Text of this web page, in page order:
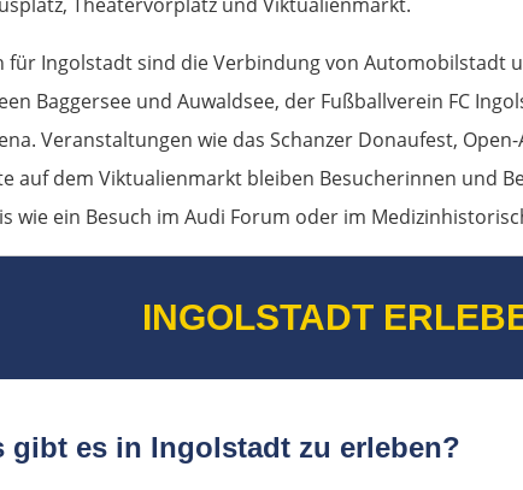
für Ingolstadt sind die Verbindung von Automobilstadt
Baggersee und Auwaldsee, der Fußballverein FC
Veranstaltungen wie das Schanzer Donaufest,
auf dem Viktualienmarkt bleiben Besucherinnen und
wie ein Besuch im Audi Forum oder im
INGOLSTADT
gibt es in Ingolstadt zu erleben?